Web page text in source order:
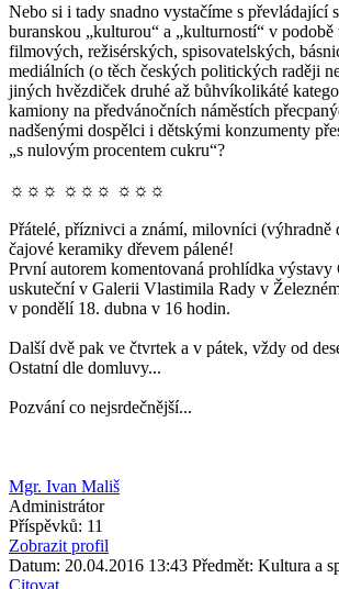
Nebo si i tady snadno vystačíme s převládající
buranskou „kulturou“ a „kulturností“ v podobě
filmových, režisérských, spisovatelských,
mediálních (o těch českých politických raději
jiných hvězdiček druhé až bůhvíkolikáté
kamiony na předvánočních náměstích
nadšenými dospělci i dětskými konzumenty
„s nulovým procentem cukru“?
☼☼☼ ☼☼☼ ☼☼☼
Přátelé, příznivci a známí, milovníci (výhradně
čajové keramiky dřevem pálené!
První autorem komentovaná prohlídka výstavy
uskuteční v Galerii Vlastimila Rady v
v pondělí 18. dubna v 16 hodin.
Další dvě pak ve čtvrtek a v pátek, vždy od
Ostatní dle domluvy...
Pozvání co nejsrdečnější...
Mgr. Ivan Mališ
Administrátor
Příspěvků: 11
Zobrazit profil
Datum: 20.04.2016 13:43 Předmět: Kultura a
Citovat